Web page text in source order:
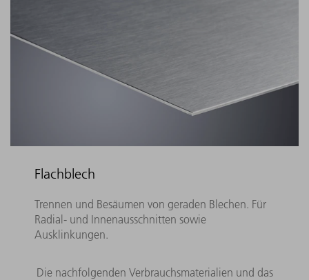
Flachblech
Trennen und Besäumen von geraden Blechen. Für
Radial- und Innenausschnitten sowie
Ausklinkungen.
Die nachfolgenden Verbrauchsmaterialien und das